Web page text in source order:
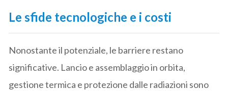
Le sfide tecnologiche e i costi
Nonostante il potenziale, le barriere restano
significative. Lancio e assemblaggio in orbita,
gestione termica e protezione dalle radiazioni sono